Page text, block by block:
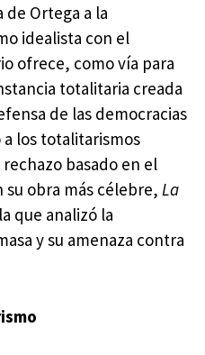
Ortega a la
idealista con el
ofrece, como vía para
totalitaria creada
de las democracias
a los totalitarismos
basado en el
su obra más célebre,La
que analizó la
y su amenaza contra